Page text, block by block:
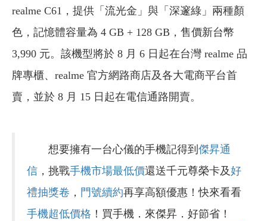
realme C61，提供「流光金」與「深邃綠」兩種顏
色，記憶體容量為 4 GB + 128 GB，售價新台幣
3,990 元。該機型將於 8 月 6 日起在台灣 realme 品
牌專櫃、realme 官方網路商店及各大電商平台首
賣，並於 8 月 15 日起在電信通路開賣。
想要擁有一台心儀的手機記得到 傑昇通
信 ，挑戰手機市場最低價還送千元尊榮卡及好
禮抽獎卷 ， 門號續約再享高額優惠！快來看看
手機超低價格 ！買手機．來傑昇．好節省！